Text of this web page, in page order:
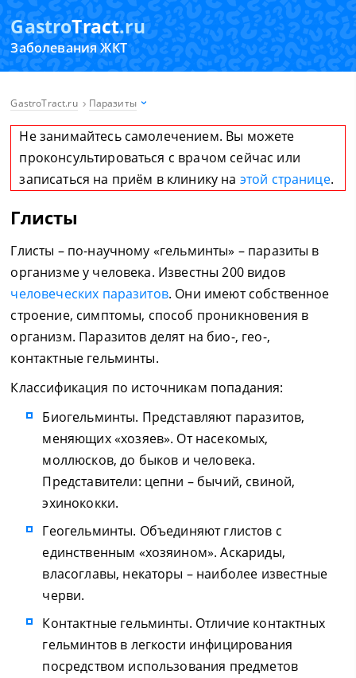
GastroTract.ru
Заболевания ЖКТ
GastroTract.ru Паразиты
Не занимайтесь самолечением. Вы можете
проконсультироваться с врачом сейчас или
записаться на приём в клинику на этой странице.
Глисты
Глисты – по-научному «гельминты» – паразиты в
организме у человека. Известны 200 видов
человеческих паразитов. Они имеют собственное
строение, симптомы, способ проникновения в
организм. Паразитов делят на био-, гео-,
контактные гельминты.
Классификация по источникам попадания:
Биогельминты. Представляют паразитов,
меняющих «хозяев». От насекомых,
моллюсков, до быков и человека.
Представители: цепни – бычий, свиной,
эхинококки.
Геогельминты. Объединяют глистов с
единственным «хозяином». Аскариды,
власоглавы, некаторы – наиболее известные
черви.
Контактные гельминты. Отличие контактных
гельминтов в легкости инфицирования
посредством использования предметов